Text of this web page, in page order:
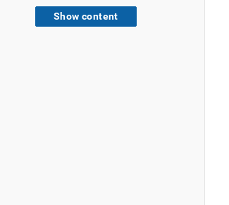
Show content